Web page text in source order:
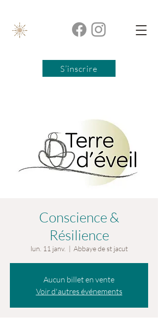
S’inscrire
Conscience &
Résilience
lun. 11 janv.
  |
Abbaye de st jacut
Aucun billet en vente
Voir d'autres événements